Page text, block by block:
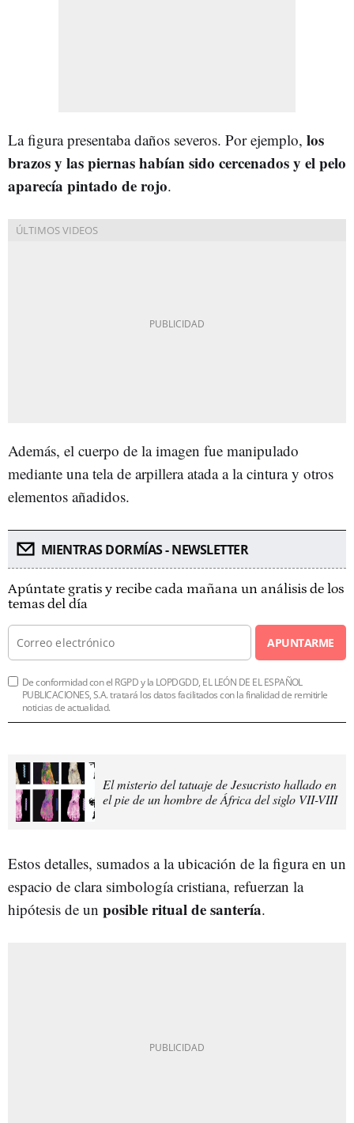
La figura presentaba daños severos. Por ejemplo, los
brazos y las piernas habían sido cercenados y el pelo
aparecía pintado de rojo.
Además, el cuerpo de la imagen fue manipulado
mediante una tela de arpillera atada a la cintura y otros
elementos añadidos.
MIENTRAS DORMÍAS - NEWSLETTER
Apúntate gratis y recibe cada mañana un análisis de los
temas del día
APUNTARME
De conformidad con el RGPD y la LOPDGDD, EL LEÓN DE EL ESPAÑOL
PUBLICACIONES, S.A. tratará los datos facilitados con la finalidad de remitirle
noticias de actualidad.
El misterio del tatuaje de Jesucristo hallado en
el pie de un hombre de África del siglo VII-VIII
Estos detalles, sumados a la ubicación de la figura en un
espacio de clara simbología cristiana, refuerzan la
hipótesis de un posible ritual de santería.